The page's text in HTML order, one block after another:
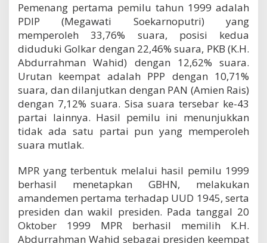
Pemenang pertama pemilu tahun 1999 adalah
PDIP (Megawati Soekarnoputri) yang
memperoleh 33,76% suara, posisi kedua
diduduki Golkar dengan 22,46% suara, PKB (K.H.
Abdurrahman Wahid) dengan 12,62% suara.
Urutan keempat adalah PPP dengan 10,71%
suara, dan dilanjutkan dengan PAN (Amien Rais)
dengan 7,12% suara. Sisa suara tersebar ke-43
partai lainnya. Hasil pemilu ini menunjukkan
tidak ada satu partai pun yang memperoleh
suara mutlak.
MPR yang terbentuk melalui hasil pemilu 1999
berhasil menetapkan GBHN, melakukan
amandemen pertama terhadap UUD 1945, serta
presiden dan wakil presiden. Pada tanggal 20
Oktober 1999 MPR berhasil memilih K.H.
Abdurrahman Wahid sebagai presiden keempat